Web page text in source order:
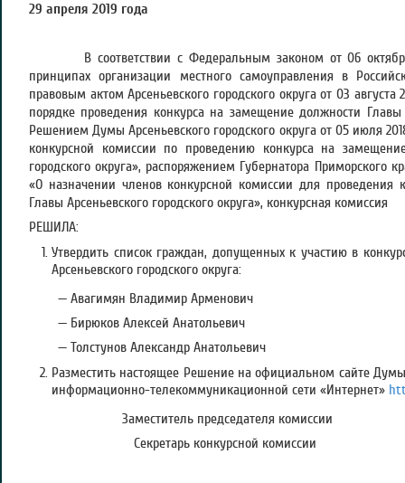
29 апреля 2019 года №
В соответствии с Федеральным законом от 06
принципах организации местного самоуправления в
правовым актом Арсеньевского городского округа от 03
порядке проведения конкурса на замещение должности Главы
Решением Думы Арсеньевского городского округа от 05 июля
конкурсной комиссии по проведению конкурса на
городского округа», распоряжением Губернатора Приморского
«О назначении членов конкурсной комиссии для проведения
Главы Арсеньевского городского округа», конкурсная комиссия
РЕШИЛА:
Утвердить список граждан, допущенных к участию в
Арсеньевского городского округа:
— Авагимян Владимир Арменович
— Бирюков Алексей Анатольевич
— Толстунов Александр Анатольевич
Разместить настоящее Решение на официальном сайте Думы
информационно-телекоммуникационной сети «Интернет»
Заместитель председателя
Секретарь конкурсной